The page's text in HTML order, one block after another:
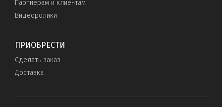
Партнерам и клиентам
Видеоролики
ПРИОБРЕСТИ
Сделать заказ
Доставка